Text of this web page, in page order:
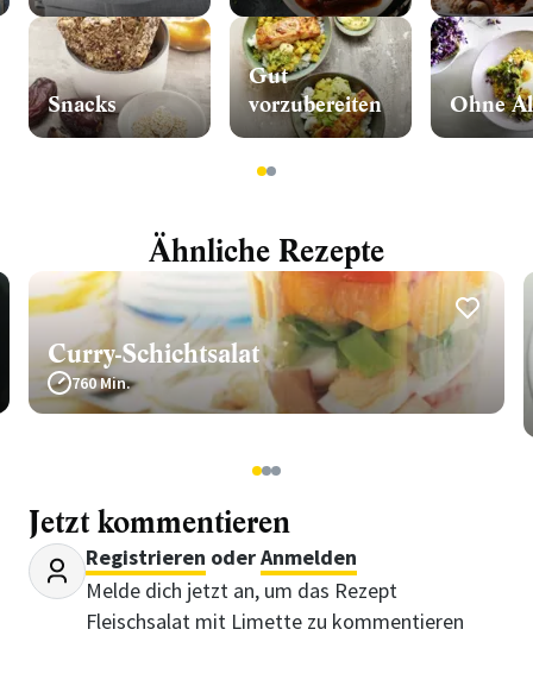
Snacks
Gut
vorzubereiten
Ohne
12
Ähnliche Rezepte
Curry-Schichtsalat
760 Min.
123
Jetzt kommentieren
Registrieren oderAnmelden
Melde dich jetzt an, um das Rezept
Fleischsalat mit Limette zu kommentieren